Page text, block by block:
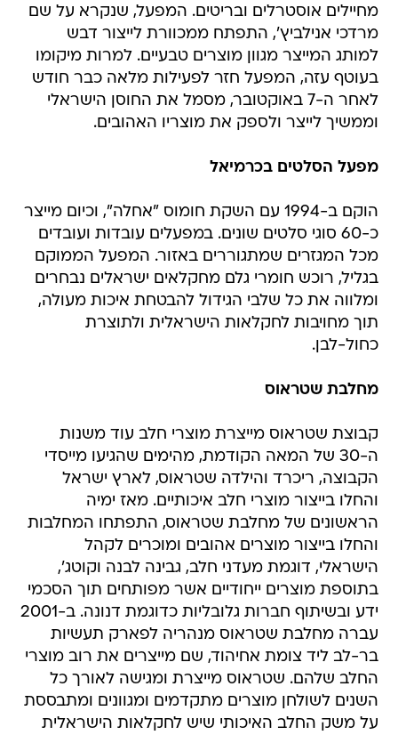
מחיילים אוסטרלים ובריטים. המפעל, שנקרא על שם
מרדכי אנילביץ', התפתח ממכוורת לייצור דבש
למותג המייצר מגוון מוצרים טבעיים. למרות מיקומו
בעוטף עזה, המפעל חזר לפעילות מלאה כבר חודש
לאחר ה-7 באוקטובר, מסמל את החוסן הישראלי
וממשיך לייצר ולספק את מוצריו האהובים.
מפעל הסלטים בכרמיאל
הוקם ב-1994 עם השקת חומוס "אחלה", וכיום מייצר
כ-60 סוגי סלטים שונים. במפעלים עובדות ועובדים
מכל המגזרים שמתגוררים באזור. המפעל הממוקם
בגליל, רוכש חומרי גלם מחקלאים ישראלים נבחרים
ומלווה את כל שלבי הגידול להבטחת איכות מעולה,
תוך מחויבות לחקלאות הישראלית ולתוצרת
כחול-לבן.
מחלבת שטראוס
קבוצת שטראוס מייצרת מוצרי חלב עוד משנות
ה-30 של המאה הקודמת, מהימים שהגיעו מייסדי
הקבוצה, ריכרד והילדה שטראוס, לארץ ישראל
והחלו בייצור מוצרי חלב איכותיים. מאז ימיה
הראשונים של מחלבת שטראוס, התפתחו המחלבות
והחלו בייצור מוצרים אהובים ומוכרים לקהל
הישראלי, דוגמת מעדני חלב, גבינה לבנה וקוטג',
בתוספת מוצרים ייחודיים אשר מפותחים תוך הסכמי
ידע ובשיתוף חברות גלובליות כדוגמת דנונה. ב-2001
עברה מחלבת שטראוס מנהריה לפארק תעשיות
בר-לב ליד צומת אחיהוד, שם מייצרים את רוב מוצרי
החלב שלהם. שטראוס מייצרת ומגישה לאורך כל
השנים לשולחן מוצרים מתקדמים ומגוונים ומתבססת
על משק החלב האיכותי שיש לחקלאות הישראלית